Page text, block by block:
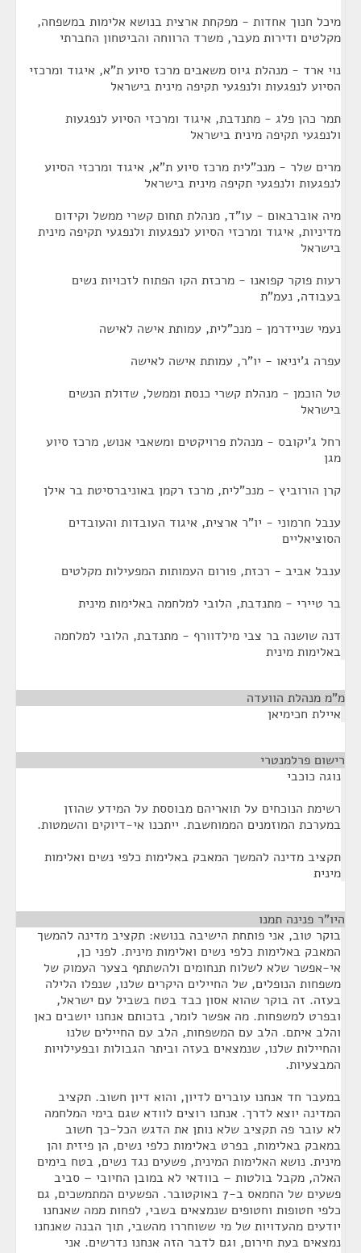
מיכל חנוך אחדות - מפקחת ארצית בנושא אלימות במשפחה,
מקלטים ודירות מעבר, משרד הרווחה והביטחון החברתי
נוי ארד - מנהלת גיוס משאבים מרכז סיוע ת"א, איגוד ומרכזי
הסיוע לנפגעות ולנפגעי תקיפה מינית בישראל
תמר כהן פלג - מתנדבת, איגוד ומרכזי הסיוע לנפגעות
ולנפגעי תקיפה מינית בישראל
מרים שלר - מנכ"לית מרכז סיוע ת"א, איגוד ומרכזי הסיוע
לנפגעות ולנפגעי תקיפה מינית בישראל
מיה אוברבאום - עו"ד, מנהלת תחום קשרי ממשל וקידום
מדיניות, איגוד ומרכזי הסיוע לנפגעות ולנפגעי תקיפה מינית
בישראל
רעות פוקר קפואנו - מרכזת הקו הפתוח לזכויות נשים
בעבודה, נעמ"ת
נעמי שניידרמן - מנכ"לית, עמותת אישה לאישה
עפרה ג'יניאו - יו"ר, עמותת אישה לאישה
טל הוכמן - מנהלת קשרי כנסת וממשל, שדולת הנשים
בישראל
רחל ג'יקובס - מנהלת פרויקטים ומשאבי אנוש, מרכז סיוע
מגן
קרן הורוביץ - מנכ"לית, מרכז רקמן באוניברסיטת בר אילן
ענבל חרמוני - יו"ר ארצית, איגוד העובדות והעובדים
הסוציאליים
ענבל אביב - רכזת, פורום העמותות המפעילות מקלטים
בר טיירי - מתנדבת, הלובי למלחמה באלימות מינית
דנה שושנה בר צבי מילדוורף - מתנדבת, הלובי למלחמה
באלימות מינית
מ"מ מנהלת הוועדה
איילת חכימיאן
רישום פרלמנטרי
נוגה כוכבי
רשימת הנוכחים על תואריהם מבוססת על המידע שהוזן
במערכת המוזמנים הממוחשבת. ייתכנו אי-דיוקים והשמטות.
תקציב מדינה להמשך המאבק באלימות כלפי נשים ואלימות
מינית
היו"ר פנינה תמנו
בוקר טוב, אני פותחת הישיבה בנושא: תקציב מדינה להמשך
המאבק באלימות כלפי נשים ואלימות מינית. לפני כן,
אי-אפשר שלא לשלוח תנחומים ולהשתתף בצער העמוק של
משפחות הנופלים, של החיילים היקרים שלנו, שנפלו הלילה
בעזה. זה בוקר שהוא אסון כבד בטח בשביל עם ישראל,
ובפרט למשפחות. מה אפשר לומר, בזכותם אנחנו יושבים כאן
והלב איתם. הלב עם המשפחות, הלב עם החיילים שלנו
והחיילות שלנו, שנמצאים בעזה וביתר הגבולות ובפעילויות
המבצעיות.
במעבר חד אנחנו עוברים לדיון, והוא דיון חשוב. תקציב
המדינה יוצא לדרך. אנחנו רוצים לוודא שגם בימי המלחמה
לא עובר פה תקציב שלא נותן את הדגש הכל-כך חשוב
במאבק באלימות, בפרט באלימות כלפי נשים, הן פיזית והן
מינית. נושא האלימות המינית, פשעים נגד נשים, בטח בימים
האלה, מקבל בולטות – בוודאי לא במובן החיובי – סביב
פשעים של החמאס ב-7 באוקטובר. הפשעים המתמשכים, גם
כלפי חטופות וחטופים שנמצאים בשבי, לפחות ממה שאנחנו
יודעים מהעדויות של מי ששוחררו מהשבי, תוך הבנה שאנחנו
נמצאים בעת חירום, וגם לדבר הזה אנחנו נדרשים. אני